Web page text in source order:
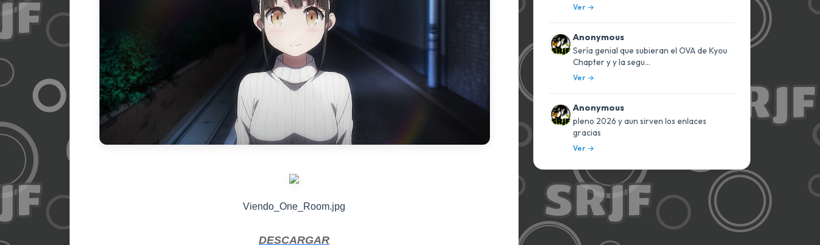
Viendo_One _Room.jpg
DESCARGAR
Ver
Anonymous
Sería genial que subieran el OVA de Kyou
Chapter y y la segu...
Ver
Anonymous
pleno 2026 y aun sirven los enlaces
gracias
Ver